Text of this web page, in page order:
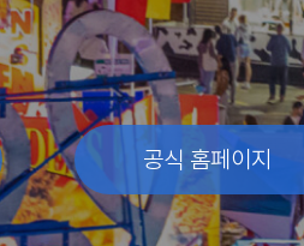
공식 홈페이지
공식 홈페이지
공식 홈페이지